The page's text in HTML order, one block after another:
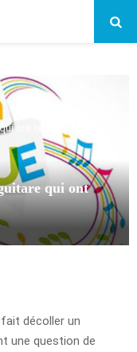
ont rapporté des
qui ont
décoller un
une question de